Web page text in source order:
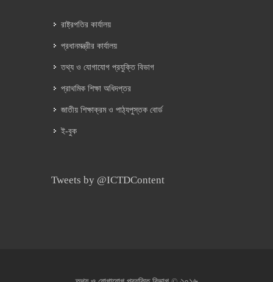
রাষ্ট্রপতির কার্যালয়
প্রধানমন্ত্রীর কার্যালয়
তথ্য ও যোগাযোগ প্রযুক্তি বিভাগ
প্রাথমিক শিক্ষা অধিদপ্তর
জাতীয় শিক্ষাক্রম ও পাঠ্যপুস্তক বোর্ড
ই-বুক
Tweets by @ICTDContent